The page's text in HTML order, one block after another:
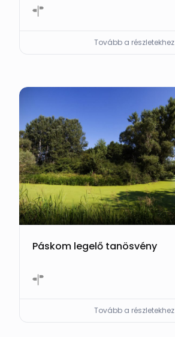
Tovább a részletekhez
Páskom legelő tanösvény
Tovább a részletekhez